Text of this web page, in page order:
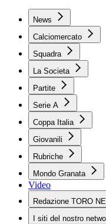
News
Calciomercato
Squadra
La Societa
Partite
Serie A
Coppa Italia
Giovanili
Rubriche
Mondo Granata
Video
Redazione TORO
I siti del nostro